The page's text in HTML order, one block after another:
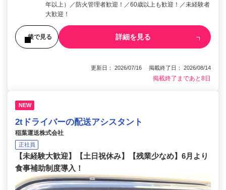
年以上）／防火管理者歓迎！／60歳以上も歓迎！／未経験者
大歓迎！
後で見る 詳細を見る
更新日： 2026/07/16 掲載終了日： 2026/08/14
掲載終了まであと8日
NEW
2tドライバーの配送アシスタント
稲葉運送株式会社
正社員
【未経験大歓迎】【土日祝休み】【残業少なめ】6月より
食事補助制度導入！